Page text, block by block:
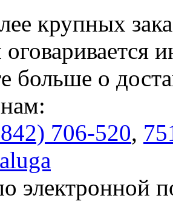
крупных
больше о
706-520,
электронной